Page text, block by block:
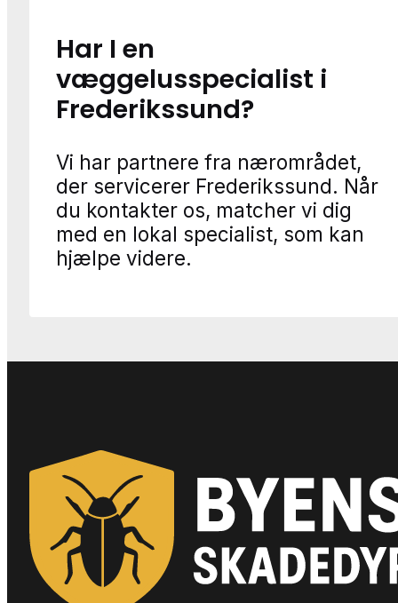
Har I en
væggelusspecialist i
Frederikssund?
Vi har partnere fra nærområdet,
der servicerer Frederikssund. Når
du kontakter os, matcher vi dig
med en lokal specialist, som kan
hjælpe videre.